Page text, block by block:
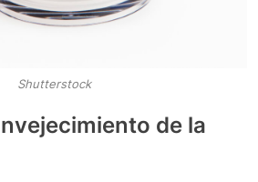
Shutterstock
de la